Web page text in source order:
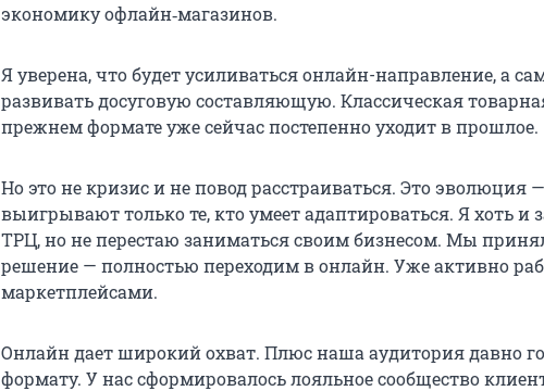
экономику офлайн‑магазинов.
Я уверена, что будет усиливаться онлайн-направление, а
развивать досуговую составляющую. Классическая
прежнем формате уже сейчас постепенно уходит в прошлое.
Но это не кризис и не повод расстраиваться. Это эволюция
выигрывают только те, кто умеет адаптироваться. Я хоть и
ТРЦ, но не перестаю заниматься своим бизнесом. Мы
решение — полностью переходим в онлайн. Уже активно
маркетплейсами.
Онлайн дает широкий охват. Плюс наша аудитория давно
формату. У нас сформировалось лояльное сообщество